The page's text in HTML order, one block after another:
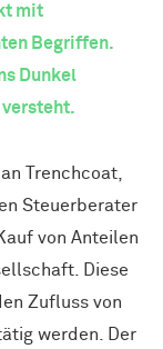
mit
Begriffen.
Dunkel
versteht.
Trenchcoat,
Steuerberater
von Anteilen
Diese
Zufluss von
werden. Der